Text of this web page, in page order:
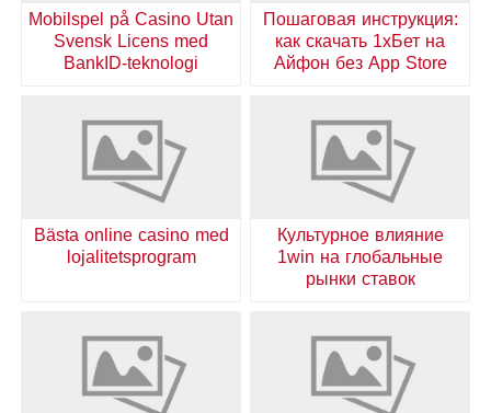
Пошаговая инструкция:
как скачать 1хБет на
Айфон без App Store
Mobilspel på Casino Utan
Svensk Licens med
BankID-teknologi
Культурное влияние
1win на глобальные
рынки ставок
Bästa online casino med
lojalitetsprogram